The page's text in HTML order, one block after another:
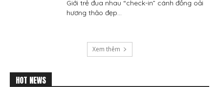
Giới trẻ đua nhau “check-in” cánh đồng oải
hương thảo đẹp...
Xem thêm
HOT NEWS